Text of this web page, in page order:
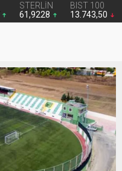
STERLİN
61,9228
BIST 100
13.743,50